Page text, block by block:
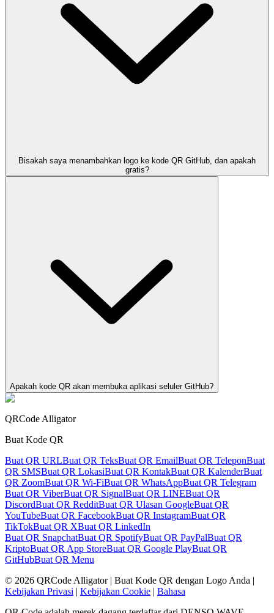
Bisakah saya menambahkan logo ke kode QR GitHub, dan apakah
gratis?
Apakah kode QR akan membuka aplikasi seluler GitHub?
QRCode Alligator
Buat Kode QR
Buat QR URLBuat QR TeksBuat QR EmailBuat QR TeleponBuat
QR SMSBuat QR LokasiBuat QR KontakBuat QR KalenderBuat
QR ZoomBuat QR Wi-FiBuat QR WhatsAppBuat QR Telegram
Buat QR ViberBuat QR SignalBuat QR LINEBuat QR
DiscordBuat QR RedditBuat QR Ulasan GoogleBuat QR
YouTubeBuat QR FacebookBuat QR InstagramBuat QR
TikTokBuat QR XBuat QR LinkedIn
Buat QR SnapchatBuat QR SpotifyBuat QR PayPalBuat QR
KriptoBuat QR App StoreBuat QR Google PlayBuat QR
GitHubBuat QR Menu
© 2026 QRCode Alligator | Buat Kode QR dengan Logo Anda |
Kebijakan Privasi | Kebijakan Cookie | Bahasa